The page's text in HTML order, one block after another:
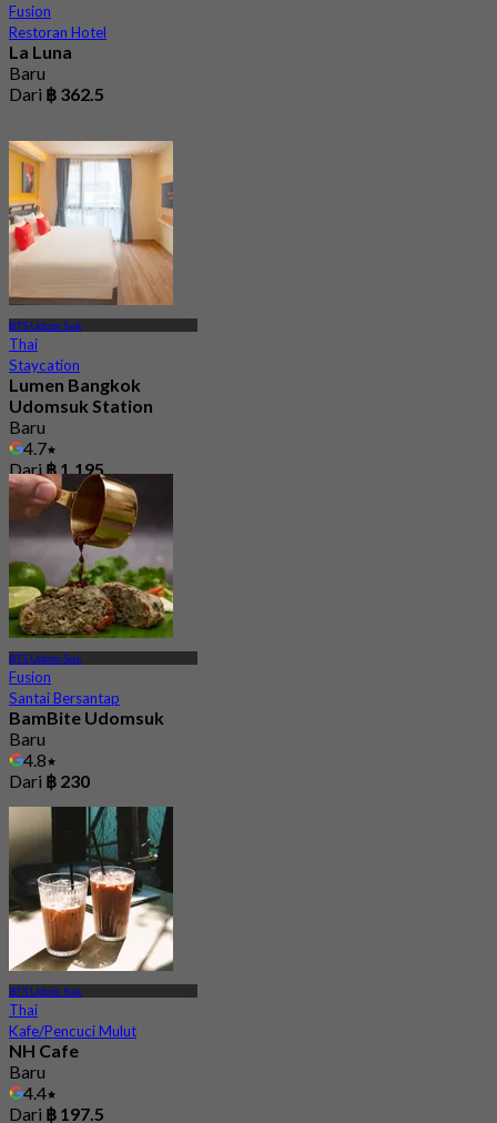
Fusion
Restoran Hotel
La Luna
Baru
Dari ฿ 362.5
BTS Udom Suk
Thai
Staycation
Lumen Bangkok
Udomsuk Station
Baru
4.7
Dari ฿ 1,195
BTS Udom Suk
Fusion
Santai Bersantap
BamBite Udomsuk
Baru
4.8
Dari ฿ 230
BTS Udom Suk
Thai
Kafe/Pencuci Mulut
NH Cafe
Baru
4.4
Dari ฿ 197.5